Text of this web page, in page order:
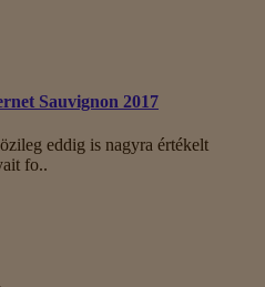
Sauvignon 2017
eddig is nagyra értékelt
fo..